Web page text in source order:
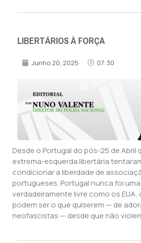
LIBERTÁRIOS À FORÇA
Junho 20, 2025 07:30
Desde o Portugal do pós-25 de Abril
extrema-esquerda libertária
condicionar a liberdade de
portugueses. Portugal nunca foi
verdadeiramente livre como os
podem ser o que quiserem — de
neofascistas — desde que não